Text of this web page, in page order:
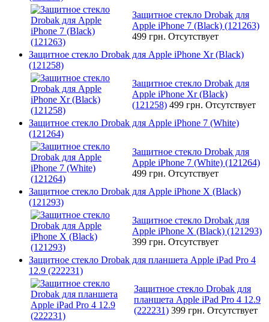
Защитное стекло Drobak для
Apple iPhone 7 (Black) (121263)
499 грн. Отсутствует
Защитное стекло Drobak для Apple iPhone Xr (Black)
(121258)
Защитное стекло Drobak для
Apple iPhone Xr (Black)
(121258) 499 грн. Отсутствует
Защитное стекло Drobak для Apple iPhone 7 (White)
(121264)
Защитное стекло Drobak для
Apple iPhone 7 (White) (121264)
499 грн. Отсутствует
Защитное стекло Drobak для Apple iPhone X (Black)
(121293)
Защитное стекло Drobak для
Apple iPhone X (Black) (121293)
399 грн. Отсутствует
Защитное стекло Drobak для планшета Apple iPad Pro 4
12.9 (222231)
Защитное стекло Drobak для
планшета Apple iPad Pro 4 12.9
(222231) 399 грн. Отсутствует